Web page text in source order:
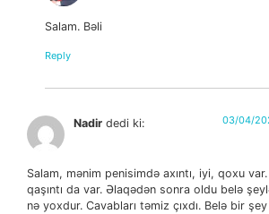
Salam. Bəli
Reply
Nadir dedi ki: 03/04/
Salam, mənim penisimdə axıntı, iyi, qoxu
qaşıntı da var. Əlaqədən sonra oldu belə
nə yoxdur. Cavabları təmiz çıxdı. Belə bir